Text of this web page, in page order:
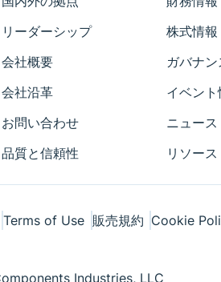
リーダーシップ
会社概要
会社沿革
お問い合わせ
品質と信頼性
株式情報
ガバナン
イベント
ニュース
リソース
Terms of Use 販売規約 Cookie
Industries, LLC